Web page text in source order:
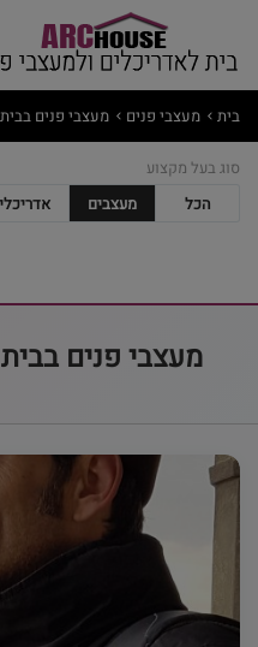
בית מעצבי פנים מעצבי פנים
סוג בעל מקצוע
הכל
מעצבים
מעצבי פנים